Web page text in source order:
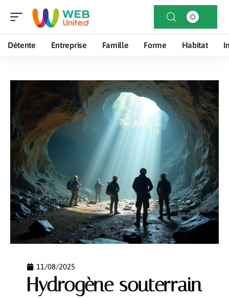
Détente Entreprise Famille Forme Habitat
11/08/2025
Hydrogène souterrain